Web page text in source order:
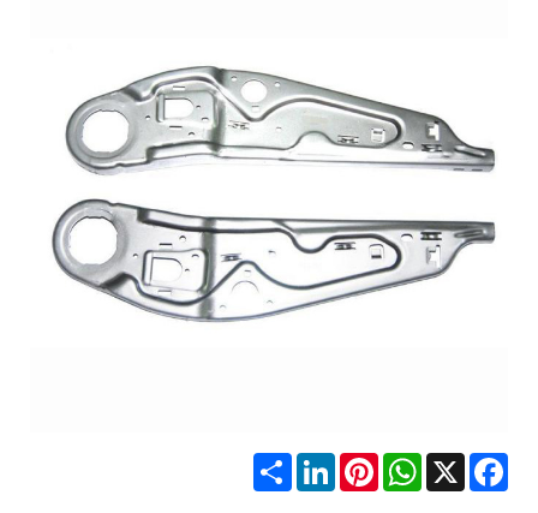
Facebook
X
WhatsApp
Pinterest
LinkedIn
Share